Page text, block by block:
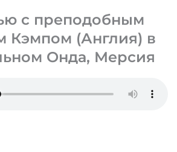
с преподобным
Кэмпом (Англия) в
Онда, Мерсия